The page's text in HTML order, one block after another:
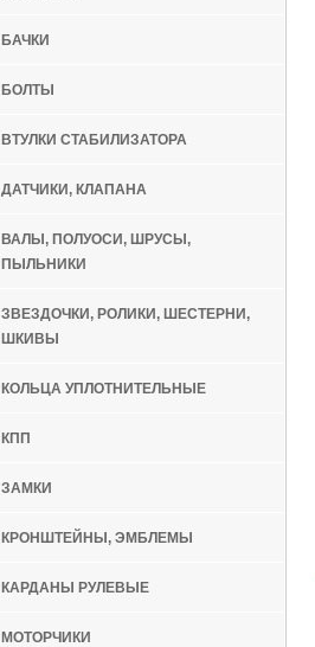
БАЧКИ
БОЛТЫ
ВТУЛКИ СТАБИЛИЗАТОРА
ДАТЧИКИ, КЛАПАНА
ВАЛЫ, ПОЛУОСИ, ШРУСЫ,
ПЫЛЬНИКИ
ЗВЕЗДОЧКИ, РОЛИКИ, ШЕСТЕРНИ,
ШКИВЫ
КОЛЬЦА УПЛОТНИТЕЛЬНЫЕ
КПП
ЗАМКИ
КРОНШТЕЙНЫ, ЭМБЛЕМЫ
КАРДАНЫ РУЛЕВЫЕ
МОТОРЧИКИ